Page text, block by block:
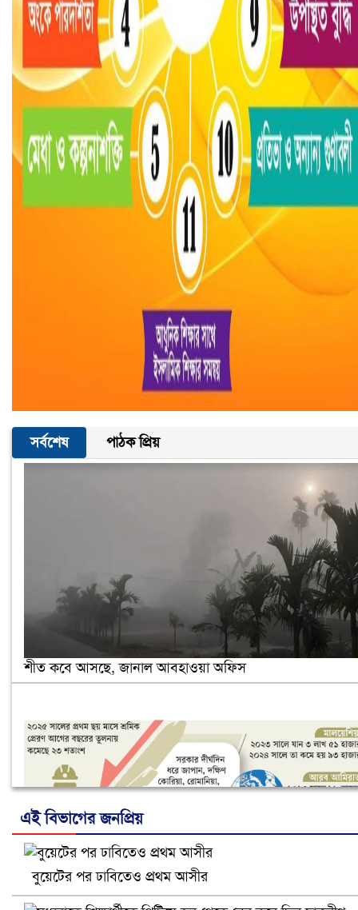
সর্বশেষ পাঠক প্রিয়
শীত কবে আসছে, জানাল আবহাওয়া অফিস
নানা সংকটে রিক্রুটিং এজেন্সি, হুমকির মুখে শ্রম রপ্তানি
এই বিভাগের জনপ্রিয়
বুয়েটের পর ঢাবিতেও প্রথম আসীর